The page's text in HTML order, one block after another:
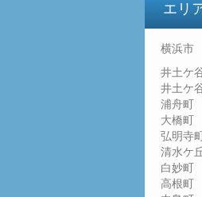
エリ
横浜市
井土ケ
井土ケ
浦舟
大橋
弘明寺
清水ケ
白妙
高根